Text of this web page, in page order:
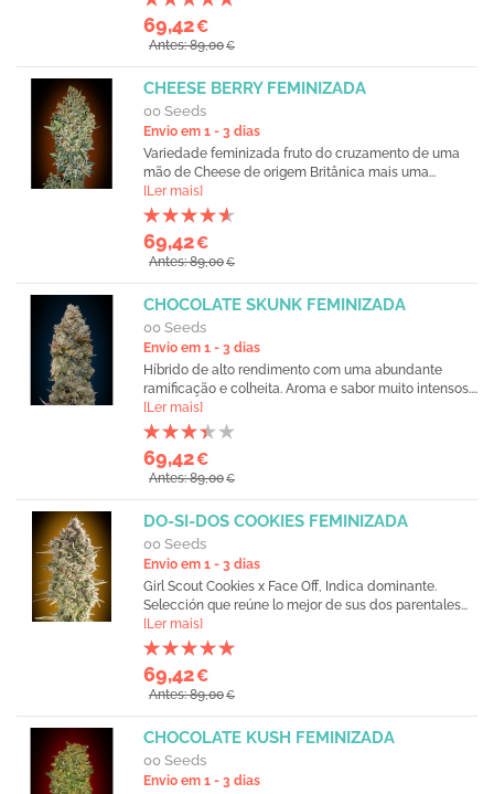
69,42€
Antes: 89,00€
CHEESE BERRY FEMINIZADA
00 Seeds
Envio em 1 - 3 dias
Variedade feminizada fruto do cruzamento de uma
mão de Cheese de origem Britânica mais uma...
[Ler mais]
69,42€
Antes: 89,00€
CHOCOLATE SKUNK FEMINIZADA
00 Seeds
Envio em 1 - 3 dias
Híbrido de alto rendimento com uma abundante
ramificação e colheita. Aroma e sabor muito intensos....
[Ler mais]
69,42€
Antes: 89,00€
DO-SI-DOS COOKIES FEMINIZADA
00 Seeds
Envio em 1 - 3 dias
Girl Scout Cookies x Face Off, Indica dominante.
Selección que reúne lo mejor de sus dos parentales...
[Ler mais]
69,42€
Antes: 89,00€
CHOCOLATE KUSH FEMINIZADA
00 Seeds
Envio em 1 - 3 dias